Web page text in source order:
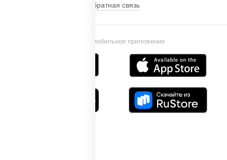
Установи мобильное приложение
Обратная связь